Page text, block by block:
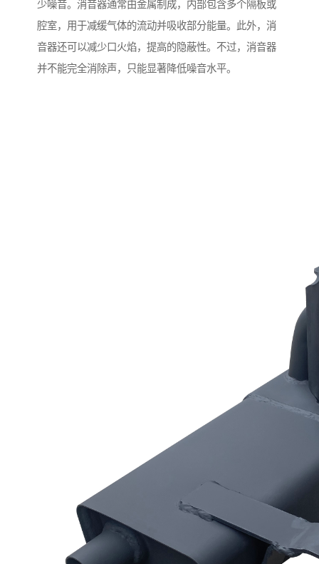
少噪音。消音器通常由金属制成，内部包含多个隔板或
腔室，用于减缓气体的流动并吸收部分能量。此外，消
音器还可以减少口火焰，提高的隐蔽性。不过，消音器
并不能完全消除声，只能显著降低噪音水平。